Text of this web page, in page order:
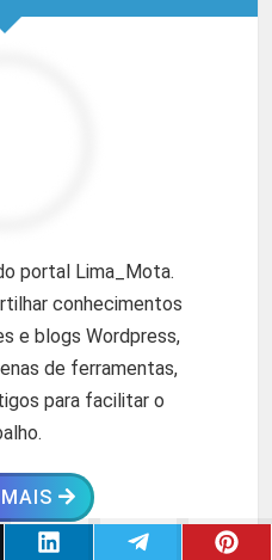
portal Lima_Mota.
conhecimentos
e blogs Wordpress,
de ferramentas,
para facilitar o